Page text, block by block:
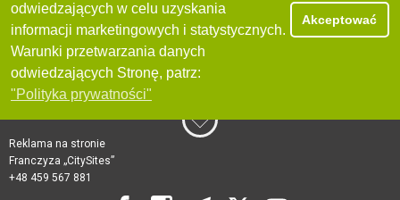
odwiedzających w celu uzyskania
informacji marketingowych i statystycznych.
Warunki przetwarzania danych
odwiedzających Stronę, patrz:
"Polityka prywatności"
Akceptować
Reklama na stronie
Franczyza „CitySites”
+48 459 567 881